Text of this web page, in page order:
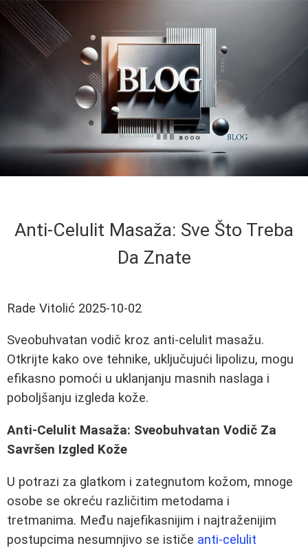
Anti-Celulit Masaža: Sve Što Treba
Da Znate
Rade Vitolić 2025-10-02
Sveobuhvatan vodič kroz anti-celulit masažu.
Otkrijte kako ove tehnike, uključujući lipolizu, mogu
efikasno pomoći u uklanjanju masnih naslaga i
poboljšanju izgleda kože.
Anti-Celulit Masaža: Sveobuhvatan Vodič Za
Savršen Izgled Kože
U potrazi za glatkom i zategnutom kožom, mnoge
osobe se okreću različitim metodama i
tretmanima. Među najefikasnijim i najtraženijim
postupcima nesumnjivo se ističe anti-celulit